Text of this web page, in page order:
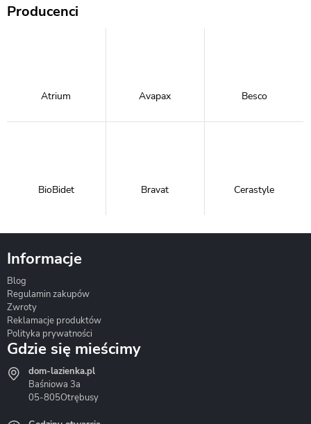
Producenci
Atrium Avapax Besco
BioBidet Bravat Cerastyle
Hydrostop
Informacje
Blog
Regulamin zakupów
Zwroty
Reklamacje produktów
Polityka prywatności
Gdzie się mieścimy
dom-lazienka.pl
Baśniowa 3a
05-805Otrębusy